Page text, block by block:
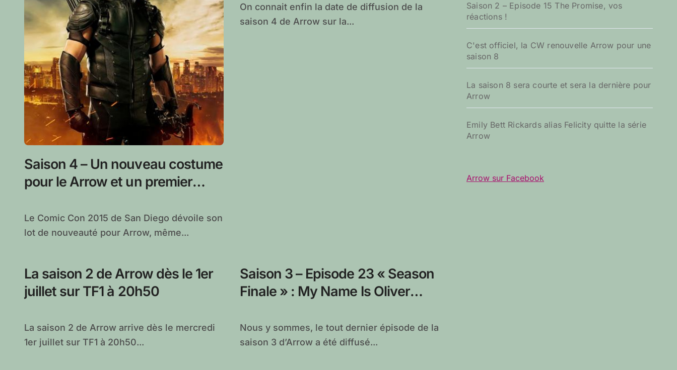
Saison 4 – Un nouveau costume
pour le Arrow et un premier
Le Comic Con 2015 de San Diego dévoile son
lot de nouveauté pour Arrow, même...
On connait enfin la date de diffusion de la
saison 4 de Arrow sur la...
La saison 2 de Arrow dès le 1er
juillet sur TF1 à 20h50
La saison 2 de Arrow arrive dès le mercredi
1er juillet sur TF1 à 20h50...
Saison 3 – Episode 23 « Season
Finale » : My Name Is Oliver
Nous y sommes, le tout dernier épisode de la
saison 3 d’Arrow a été diffusé...
Saison 2 – Episode 15 The Promise, vos
réactions !
C'est officiel, la CW renouvelle Arrow pour une
saison 8
La saison 8 sera courte et sera la dernière pour
Arrow
Emily Bett Rickards alias Felicity quitte la série
Arrow
Arrow sur Facebook